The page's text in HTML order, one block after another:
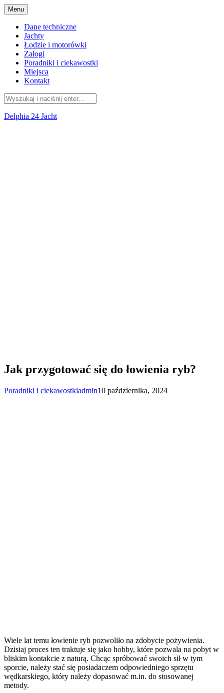
Przejdź
do
treści
Menu
Dane techniczne
Jachty
Łodzie i motorówki
Załogi
Poradniki i ciekawostki
Miejsca
Kontakt
Delphia 24 Jacht
Jak przygotować się do łowienia ryb?
Poradniki i ciekawostkiadmin10 października, 2024
Wiele lat temu łowienie ryb pozwoliło na zdobycie pożywienia.
Dzisiaj proces ten traktuje się jako hobby, które pozwala na pobyt w
bliskim kontakcie z naturą. Chcąc spróbować swoich sił w tym
sporcie, należy stać się posiadaczem odpowiedniego sprzętu
wędkarskiego, który należy dopasować m.in. do stosowanej
metody.